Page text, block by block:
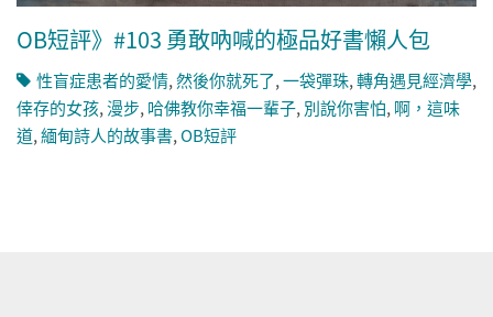
OB短評》#103 勇敢吶喊的極品好書懶人包
性盲症患者的愛情,然後你就死了,一袋彈珠,轉角遇見經濟學,
倖存的女孩,漫步,哈佛教你幸福一輩子,別說你害怕,啊，這味
道,緬甸詩人的故事書,OB短評